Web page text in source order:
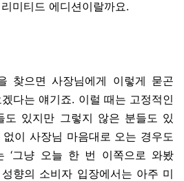
미티드 에디션이랄까요.
찾으면 사장님에게 이렇게 묻곤
겠다는 얘기죠. 이럴 때는 고정적인
도 있지만 그렇지 않은 분들도 있
이 사장님 마음대로 오는 경우도
‘그냥 오늘 한 번 이쪽으로 와봤
성향의 소비자 입장에서는 아주 미